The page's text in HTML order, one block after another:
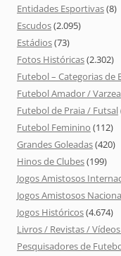
Entidades Esportivas(8)
Escudos(2.095)
Estádios(73)
Fotos Históricas(2.302)
Futebol – Categorias de
Futebol Amador /
Futebol de Praia / Futsal
Futebol Feminino (112)
Grandes Goleadas(420)
Hinos de Clubes(199)
Jogos Amistosos
Jogos Amistosos
Jogos Históricos(4.674)
Livros / Revistas /
Pesquisadores de